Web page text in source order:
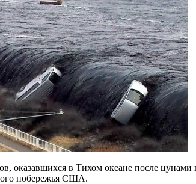
оказавшихся в Тихом океане после
побережья США.